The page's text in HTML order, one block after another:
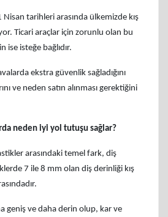
Nisan tarihleri arasında ülkemizde kış
Ticari araçlar için zorunlu olan bu
ise isteğe bağlıdır.
ekstra güvenlik sağladığını
ve neden satın alınması gerektiğini
neden iyi yol tutuşu sağlar?
arasındaki temel fark, diş
7 ile 8 mm olan diş derinliği kış
geniş ve daha derin olup, kar ve